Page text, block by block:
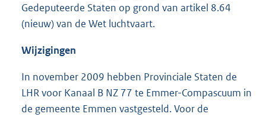
Gedeputeerde Staten op grond van artikel 8.64
(nieuw) van de Wet luchtvaart.
Wijzigingen
In november 2009 hebben Provinciale Staten de
LHR voor Kanaal B NZ 77 te Emmer-Compascuum in
de gemeente Emmen vastgesteld. Voor de